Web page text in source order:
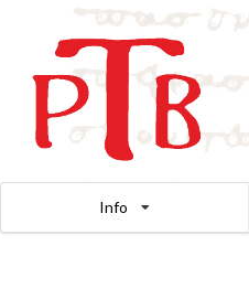
Info